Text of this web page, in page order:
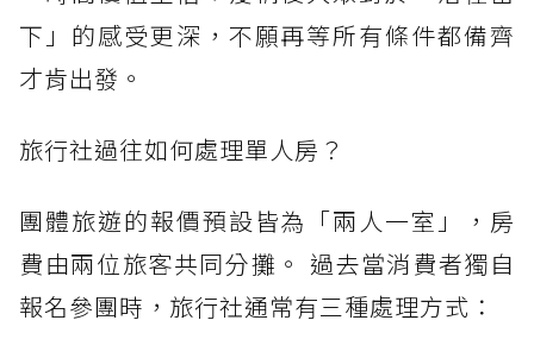
下」的感受更深，不願再等所有條件都備齊
才肯出發。
旅行社過往如何處理單人房？
團體旅遊的報價預設皆為「兩人一室」，房
費由兩位旅客共同分攤。 過去當消費者獨自
報名參團時，旅行社通常有三種處理方式：